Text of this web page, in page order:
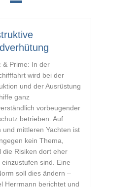
& Prime: In der
wird bei der
und der Ausrüstung
ganz
vorbeugender
betrieben. Auf
und mittleren Yachten ist
kein Thema,
die Risiken dort eher
sind. Eine
soll dies ändern –
Herrmann berichtet und